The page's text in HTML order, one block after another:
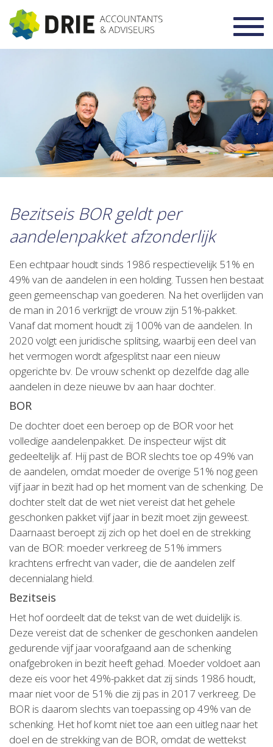
Bezitseis BOR geldt per
aandelenpakket afzonderlijk
Een echtpaar houdt sinds 1986 respectievelijk 51% en
49% van de aandelen in een holding. Tussen hen bestaat
geen gemeenschap van goederen. Na het overlijden van
de man in 2016 verkrijgt de vrouw zijn 51%-pakket.
Vanaf dat moment houdt zij 100% van de aandelen. In
2020 volgt een juridische splitsing, waarbij een deel van
het vermogen wordt afgesplitst naar een nieuw
opgerichte bv. De vrouw schenkt op dezelfde dag alle
aandelen in deze nieuwe bv aan haar dochter.
BOR
De dochter doet een beroep op de BOR voor het
volledige aandelenpakket. De inspecteur wijst dit
gedeeltelijk af. Hij past de BOR slechts toe op 49% van
de aandelen, omdat moeder de overige 51% nog geen
vijf jaar in bezit had op het moment van de schenking. De
dochter stelt dat de wet niet vereist dat het gehele
geschonken pakket vijf jaar in bezit moet zijn geweest.
Daarnaast beroept zij zich op het doel en de strekking
van de BOR: moeder verkreeg de 51% immers
krachtens erfrecht van vader, die de aandelen zelf
decennialang hield.
Bezitseis
Het hof oordeelt dat de tekst van de wet duidelijk is.
Deze vereist dat de schenker de geschonken aandelen
gedurende vijf jaar voorafgaand aan de schenking
onafgebroken in bezit heeft gehad. Moeder voldoet aan
deze eis voor het 49%-pakket dat zij sinds 1986 houdt,
maar niet voor de 51% die zij pas in 2017 verkreeg. De
BOR is daarom slechts van toepassing op 49% van de
schenking. Het hof komt niet toe aan een uitleg naar het
doel en de strekking van de BOR, omdat de wettekst